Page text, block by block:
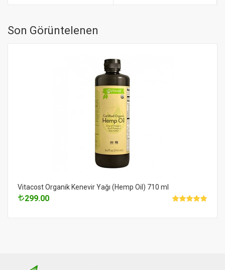
Son Görüntelenen
Vitacost Organik Kenevir Yağı (Hemp Oil) 710 ml
299.00